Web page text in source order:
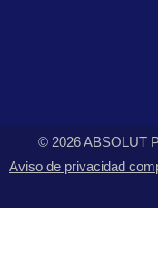
© 2026 ABSOLUT
Aviso de privacidad